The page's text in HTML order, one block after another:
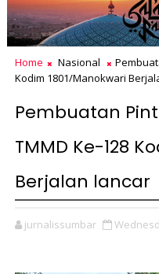
Home Nasional
Kodim 1801/Manokwari
Pembuatan
TMMD Ke-128
Berjalan lancar
jurnalissumbar